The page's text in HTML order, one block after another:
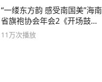
“一缕东方韵 感受南国美”海南
省旗袍协会年会2《开场鼓》
二团
11万次播放